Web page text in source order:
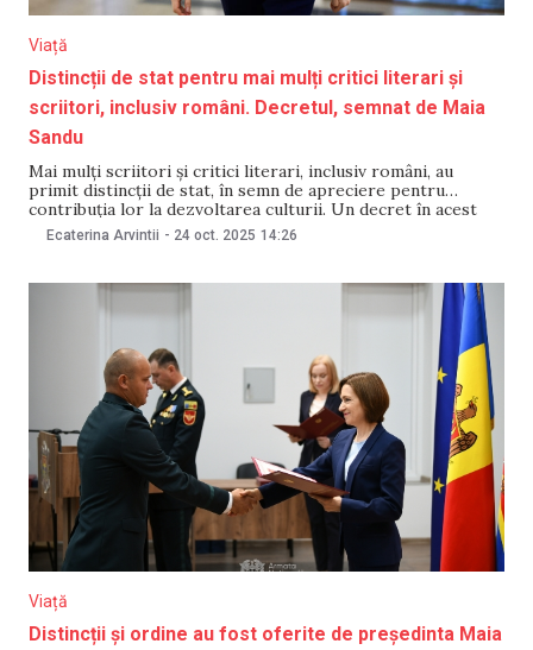
Viață
Distincții de stat pentru mai mulți critici literari și
scriitori, inclusiv români. Decretul, semnat de Maia
Sandu
Mai mulți scriitori și critici literari, inclusiv români, au
primit distincții de stat, în semn de apreciere pentru
contribuția lor la dezvoltarea culturii. Un decret în acest
sens a fost semnat vineri, 24 octombrie, de președinta Maia
Ecaterina Arvintii - 24 oct. 2025 14:26
Viață
Distincții și ordine au fost oferite de președinta Maia